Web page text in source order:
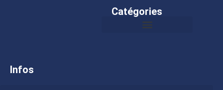
Catégories
Infos